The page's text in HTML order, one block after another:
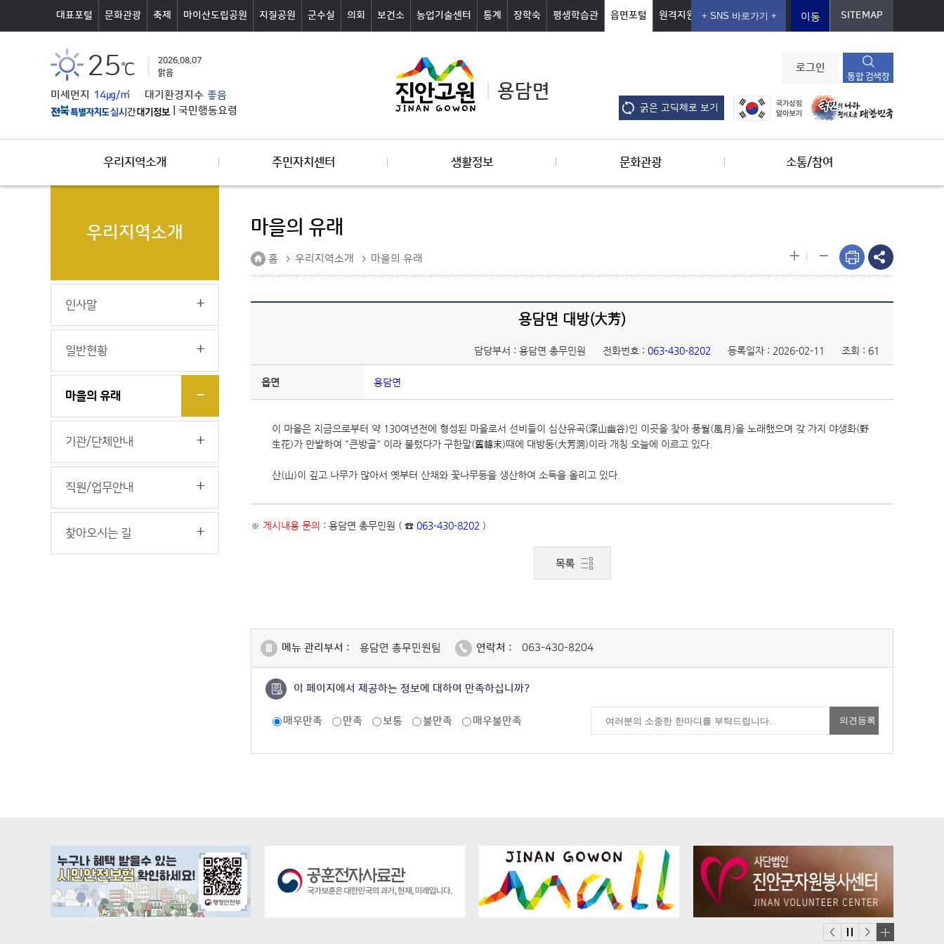
대표포털 문화관광 축제 마이산도립공원 지질공원 군수실 의회 보건소 농업기술센터 통계 장학숙 평생학습관 읍면포털 원격지원 이동 SITEMAP
25℃
2026.08.07
맑음
미세먼지 14㎍/㎥ 대기환경지수 좋음
국민행동요령
용담면
로그인
통합 검색창
굵은 고딕체로 보기
우리지역소개 주민자치센터 생활정보 문화관광 소통/참여
우리지역소개
인사말
일반현황
마을의 유래
기관/단체안내
직원/업무안내
찾아오시는 길
마을의 유래
홈 우리지역소개 마을의 유래 + -
용담면 대방(大芳)
담당부서 : 용담면 총무민원 전화번호 : 063-430-8202 등록일자 : 2026-02-11 조회 : 61
읍면 용담면
이 마을은 지금으로부터 약 130여년전에 형성된 마을로서 선비들이 심산유곡(深山幽谷)인 이곳을 찾아 풍월(風月)을 노래했으며 갖 가지 야생화(野
生花)가 만발하여 "큰방골" 이라 불렀다가 구한말(舊韓末)때에 대방동(大芳洞)이라 개칭 오늘에 이르고 있다.
산(山)이 깊고 나무가 많아서 옛부터 산채와 꽃나무등을 생산하여 소득을 올리고 있다.
※ 게시내용 문의 : 용담면 총무민원 ( ☎ 063-430-8202 )
메뉴 관리부서 : 용담면 총무민원팀 연락처 : 063-430-8204
이 페이지에서 제공하는 정보에 대하여 만족하십니까?
매우만족 만족 보통 불만족 매우불만족